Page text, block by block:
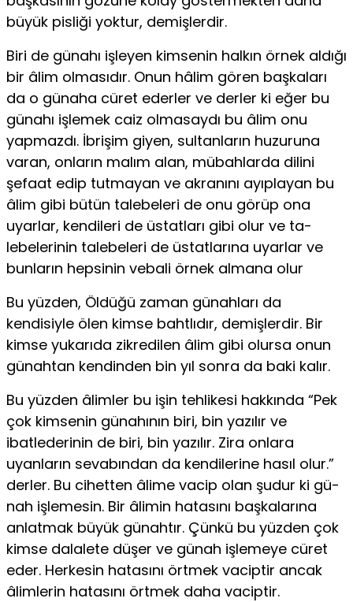
büyük pisliği yoktur, demişlerdir.
Biri de günahı işleyen kimsenin halkın örnek aldığı
bir âlim olmasıdır. Onun hâlim gören başkaları
da o günaha cü­ret ederler ve derler ki eğer bu
günahı işlemek caiz olmasaydı bu âlim onu
yapmazdı. İbrişim giyen, sultanların huzuruna
varan, onların malım alan, mübahlarda dilini
şefaat edip tut­mayan ve akranını ayıplayan bu
âlim gibi bütün talebeleri de onu görüp ona
uyarlar, kendileri de üstatları gibi olur ve ta­
lebelerinin talebeleri de üstatlarına uyarlar ve
bunların hep­sinin vebali örnek almana olur
Bu yüzden, Öldüğü zaman günahları da
kendisiyle ölen kimse bahtlıdır, demişlerdir. Bir
kimse yukarıda zikredilen âlim gibi olursa onun
günahtan kendinden bin yıl sonra da baki kalır.
Bu yüzden âlimler bu işin tehlikesi hakkında “Pek
çok kimsenin günahının biri, bin yazılır ve
ibatlederinin de biri, bin yazılır. Zira onlara
uyanların sevabından da kendilerine hasıl olur.”
derler. Bu cihetten âlime vacip olan şudur ki gü­
nah işlemesin. Bir âlimin hatasını başkalarına
anlatmak bü­yük günahtır. Çünkü bu yüzden çok
kimse dalalete düşer ve günah işlemeye cüret
eder. Herkesin hatasını örtmek vacip­tir ancak
âlimlerin hatasını örtmek daha vaciptir.